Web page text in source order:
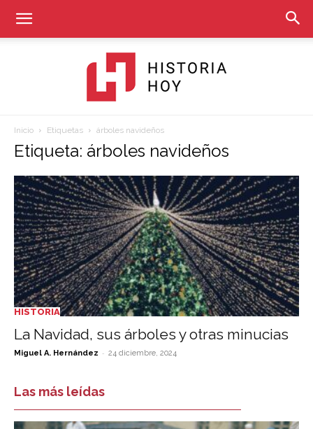
Historia
Hoy
Inicio Etiquetas árboles navideños
Etiqueta: árboles navideños
HISTORIA
La Navidad, sus árboles y otras minucias
Miguel A. Hernández - 24 diciembre, 2024
Las más leídas